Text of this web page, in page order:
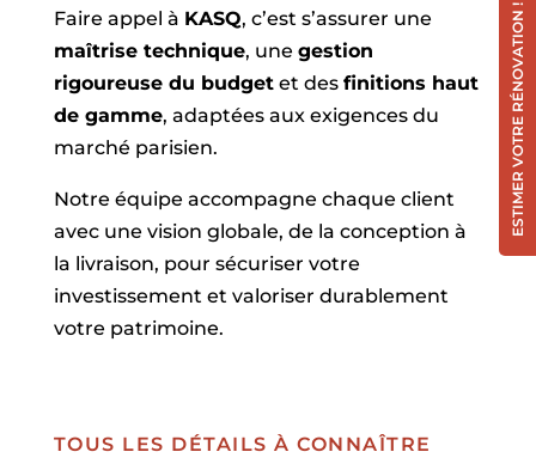
Faire appel à KASQ, c’est s’assurer une
maîtrise technique, une gestion
rigoureuse du budgetet des finitions haut
de gamme, adaptées aux exigences du
marché parisien.
Notre équipe accompagne chaque client
avec une vision globale, de la conception à
la livraison, pour sécuriser votre
investissement et valoriser durablement
votre patrimoine.
TOUS LES DÉTAILS À CONNAÎTRE
ESTIMER VOTRE RÉNOVATION !